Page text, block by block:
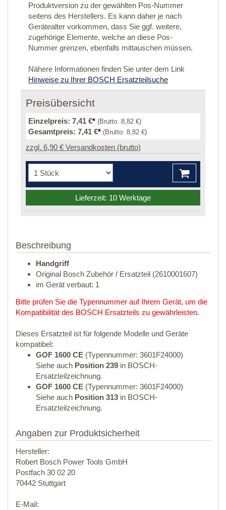
Produktversion zu der gewählten Pos-Nummer
seitens des Herstellers. Es kann daher je nach
Gerätealter vorkommen, dass Sie ggf. weitere,
zugehörige Elemente, welche an diese Pos-
Nummer grenzen, ebenfalls mittauschen müssen.
Nähere Informationen finden Sie unter dem Link
Hinweise zu Ihrer BOSCH Ersatzteilsuche
Preisübersicht
Einzelpreis: 7,41 €* (Brutto: 8,82 €)
Gesamtpreis: 7,41 €* (Brutto: 8,82 €)
zzgl. 6,90 € Versandkosten (brutto)
Lieferzeit: 10 Werktage
Beschreibung
Handgriff
Original Bosch Zubehör / Ersatzteil (2610001607)
im Gerät verbaut: 1
Bitte prüfen Sie die Typennummer auf Ihrem Gerät, um die
Kompatibilität des BOSCH Ersatzteils zu gewährleisten.
Dieses Ersatzteil ist für folgende Modelle und Geräte
kompatibel:
GOF 1600 CE (Typennummer: 3601F24000)
Siehe auch Position 239 in BOSCH-
Ersatzteilzeichnung.
GOF 1600 CE (Typennummer: 3601F24000)
Siehe auch Position 313 in BOSCH-
Ersatzteilzeichnung.
Angaben zur Produktsicherheit
Hersteller:
Robert Bosch Power Tools GmbH
Postfach 30 02 20
70442 Stuttgart
E-Mail: